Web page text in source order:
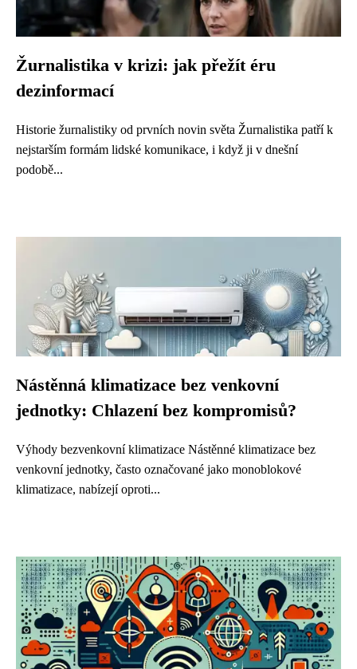
Žurnalistika v krizi: jak přežít éru
dezinformací
Historie žurnalistiky od prvních novin světa Žurnalistika patří k
nejstarším formám lidské komunikace, i když ji v dnešní
podobě...
Nástěnná klimatizace bez venkovní
jednotky: Chlazení bez kompromisů?
Výhody bezvenkovní klimatizace Nástěnné klimatizace bez
venkovní jednotky, často označované jako monoblokové
klimatizace, nabízejí oproti...